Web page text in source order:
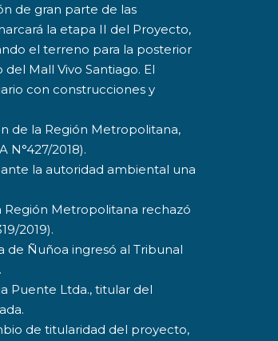
de gran parte de las
la etapa II del Proyecto,
el terreno para la posterior
Mall Vivo Santiago. El
con construcciones y
de la Región Metropolitana,
2018).
la autoridad ambiental una
Región Metropolitana rechazó
2019).
de Ñuñoa ingresó al Tribunal
Puente Ltda., titular del
de titularidad del proyecto,